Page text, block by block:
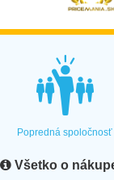
Popredná spoločnosť
Všetko o